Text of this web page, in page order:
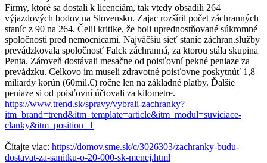
Firmy, ktoré sa dostali k licenciám, tak vtedy obsadili 264
výjazdových bodov na Slovensku. Zajac rozšíril počet záchranných
staníc z 90 na 264. Čelil kritike, že boli uprednostňované súkromné
spoločnosti pred nemocnicami. Najväčšiu sieť staníc záchran.služby
prevádzkovala spoločnosť Falck záchranná, za ktorou stála skupina
Penta. Zároveň dostávali mesačne od poisťovní pekné peniaze za
prevádzku. Celkovo im museli zdravotné poisťovne poskytnúť 1,8
miliardy korún (60mil.€) ročne len na základné platby. Ďalšie
peniaze si od poisťovní účtovali za kilometre.
https://www.trend.sk/spravy/vybrali-zachranky?
itm_brand=trend&itm_template=article&itm_modul=suviciace-
clanky&itm_position=1
Čítajte viac: https://domov.sme.sk/c/3026303/zachranky-budu-
dostavat-za-sanitku-o-20-000-sk-menej.html